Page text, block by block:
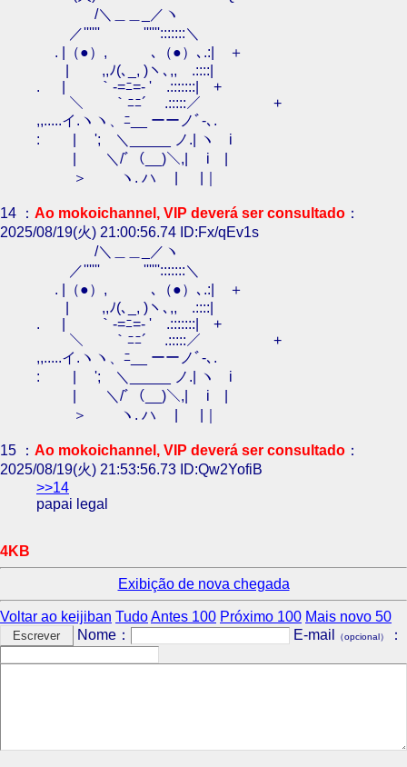
/＼＿＿_／ヽ
／'''''' '''''':::::::＼
. |（●）, ､（●）､.:| ＋
| ,,ﾉ(､_, )ヽ､,, .::::|
. | ｀-=ﾆ=- ' .:::::::| +
＼ ｀ﾆﾆ´ .:::::／ +
,,.....イ.ヽヽ、ﾆ__ ーーノﾞ-､.
: | '; ＼_____ ノ.| ヽ i
| ＼/ﾞ（__)＼,| i |
＞ ヽ. ハ | |｜
14 ： Ao mokoichannel, VIP deverá ser consultado ：
2025/08/19(火) 21:00:56.74 ID:Fx/qEv1s
/＼＿＿_／ヽ
／'''''' '''''':::::::＼
. |（●）, ､（●）､.:| ＋
| ,,ﾉ(､_, )ヽ､,, .::::|
. | ｀-=ﾆ=- ' .:::::::| +
＼ ｀ﾆﾆ´ .:::::／ +
,,.....イ.ヽヽ、ﾆ__ ーーノﾞ-､.
: | '; ＼_____ ノ.| ヽ i
| ＼/ﾞ（__)＼,| i |
＞ ヽ. ハ | |｜
15 ： Ao mokoichannel, VIP deverá ser consultado ：
2025/08/19(火) 21:53:56.73 ID:Qw2YofiB
>>14
papai legal
4KB
Exibição de nova chegada
Voltar ao keijiban TudoAntes 100 Próximo 100 Mais novo 50
Nome：
E-mail （opcional） ：